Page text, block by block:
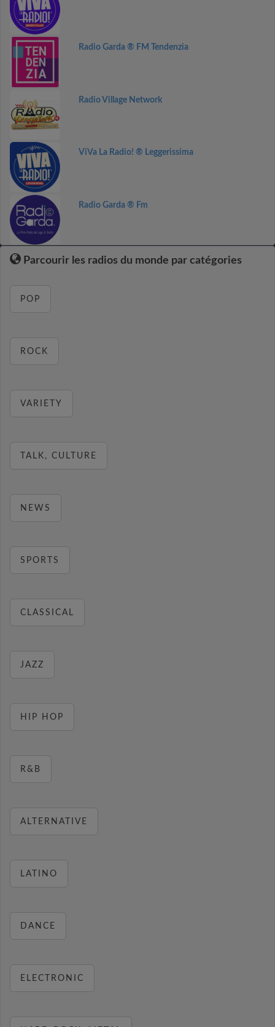
Radio Garda ® FM Tendenzia
Radio Village Network
ViVa La Radio! ® Leggerissima
Radio Garda ® Fm
Parcourir les radios du monde par catégories
POP
ROCK
VARIETY
TALK, CULTURE
NEWS
SPORTS
CLASSICAL
JAZZ
HIP HOP
R&B
ALTERNATIVE
LATINO
DANCE
ELECTRONIC